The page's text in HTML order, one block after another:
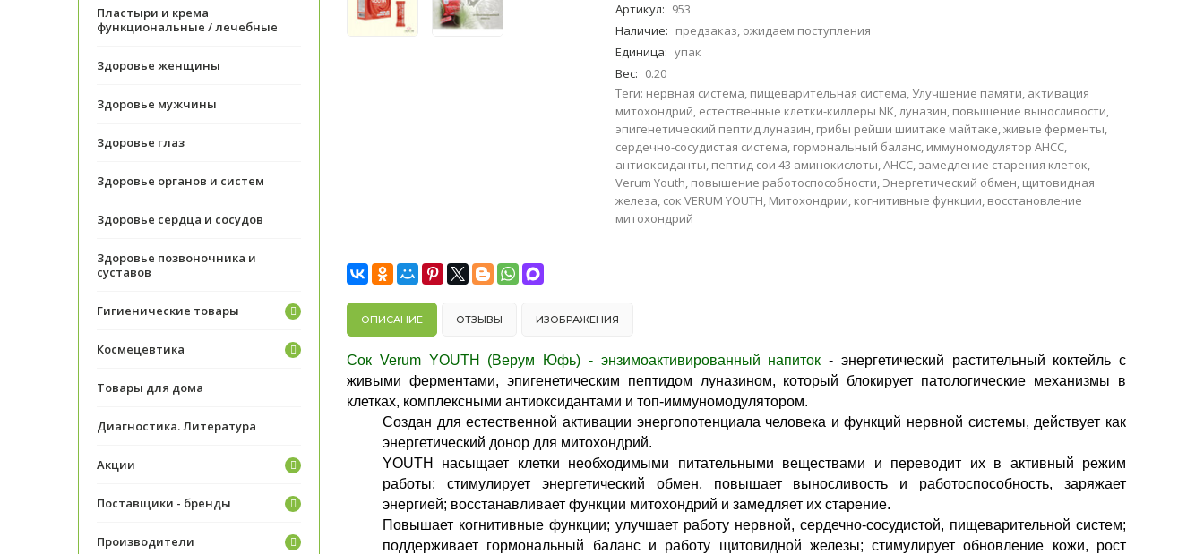
Артикул: 953
Наличие: предзаказ, ожидаем поступления
Единица: упак
Вес: 0.20
Теги: нервная система, пищеварительная система,Улучшение памяти, активация
митохондрий, естественные клетки-киллеры NK,луназин, повышение выносливости,
эпигенетический пептид луназин, грибы рейши шиитаке майтаке,живые ферменты,
сердечно-сосудистая система, гормональный баланс, иммуномодулятор AHCC,
антиоксиданты, пептид сои 43 аминокислоты,AHCC, замедление старения клеток,
Verum Youth, повышение работоспособности, Энергетический обмен, щитовидная
железа, сок VERUM YOUTH, Митохондрии, когнитивные функции, восстановление
митохондрий
ОПИСАНИЕ ОТЗЫВЫ ИЗОБРАЖЕНИЯ
Сок Verum YOUTH (Верум Юфь) - энзимоактивированный напиток - энергетический растительный коктейль с
живыми ферментами, эпигенетическим пептидом луназином, который блокирует патологические механизмы в
клетках, комплексными антиоксидантами и топ-иммуномодулятором.
Создан для естественной активации энергопотенциала человека и функций нервной системы, действует как
энергетический донор для митохондрий.
YOUTH насыщает клетки необходимыми питательными веществами и переводит их в активный режим
работы; стимулирует энергетический обмен, повышает выносливость и работоспособность, заряжает
энергией; восстанавливает функции митохондрий и замедляет их старение.
Повышает когнитивные функции; улучшает работу нервной, сердечно-сосудистой, пищеварительной систем;
поддерживает гормональный баланс и работу щитовидной железы; стимулирует обновление кожи, рост
Пластыри и крема
функциональные / лечебные
Здоровье женщины
Здоровье мужчины
Здоровье глаз
Здоровье органов и систем
Здоровье сердца и сосудов
Здоровье позвоночника и
суставов
Гигиенические товары
Космецевтика
Товары для дома
Диагностика. Литература
Акции
Поставщики - бренды
Производители